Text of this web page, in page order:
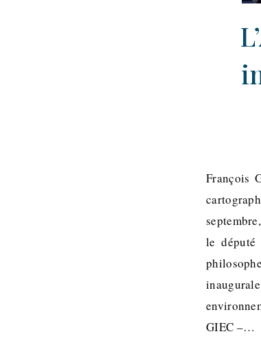
François
le député
GIEC –…